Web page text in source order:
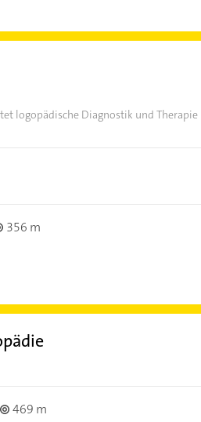
logopädische Diagnostik und Therapie
356 m
469 m